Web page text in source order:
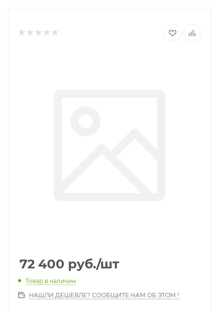
72 400 руб./шт
Товар в наличии
НАШЛИ ДЕШЕВЛЕ? СООБЩИТЕ НАМ ОБ ЭТОМ !